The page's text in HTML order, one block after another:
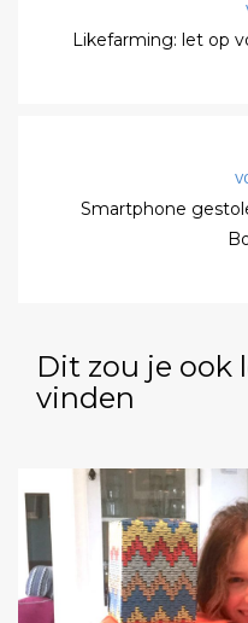
Likefarming: let op
Smartphone
Dit zou je ook
vinden